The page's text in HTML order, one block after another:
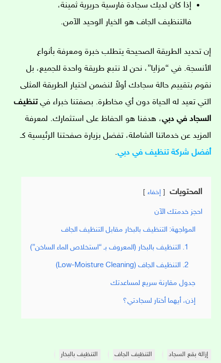
إذا كان لديك سجادة فارسية حريرية ثمينة،
فالتنظيف الجاف هو الخيار الوحيد الآمن.
إن تحديد الطريقة الصحيحة يتطلب خبرة ومعرفة بأنواع
الأنسجة. في “مزايا”، نحن لا نتبع طريقة واحدة للجميع، بل
نقوم بتقييم حالة سجادك أولاً لنضمن اختيار الطريقة المثلى
التي تعيد له الحياة دون أي مخاطرة. بصفتنا خبراء فيتنظيف
السجاد في دبي، هدفنا هو الحفاظ على استثمارك. لمعرفة
المزيد عن خدماتنا الشاملة، تفضل بزيارة صفحتنا الرئيسية كـ
أفضل شركة تنظيف في دبي.
المحتويات إخفاء
احجز خدمتك الآن
المواجهة: التنظيف بالبخار مقابل التنظيف الجاف
1. التنظيف بالبخار (المعروف بـ “استخلاص الماء الساخن”)
2. التنظيف الجاف (Low-Moisture Cleaning)
جدول مقارنة سريع لمساعدتك
إذن، أيهما أختار لسجادتي؟
إزالة بقع السجاد التنظيف الجاف
التنظيف بالبخار